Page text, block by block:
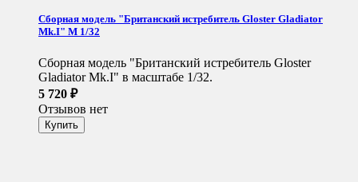
Сборная модель "Британский истребитель Gloster Gladiator
Mk.I" М 1/32
Сборная модель "Британский истребитель Gloster
Gladiator Mk.I" в масштабе 1/32.
5 720 ₽
Отзывов нет